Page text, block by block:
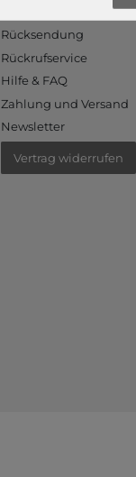
Rücksendung
Rückrufservice
Hilfe & FAQ
Zahlung und Versand
Newsletter
Vertrag widerrufen